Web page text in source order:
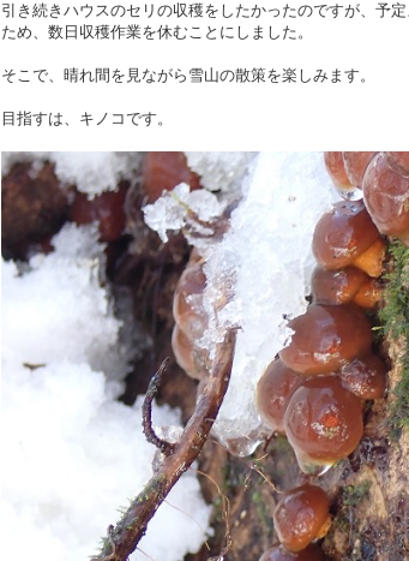
引き続きハウスのセリの収穫をしたかったのですが、予
ため、数日収穫作業を休むことにしました。
そこで、晴れ間を見ながら雪山の散策を楽しみます。
目指すは、キノコです。